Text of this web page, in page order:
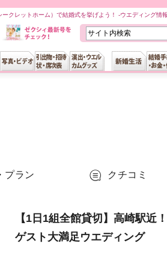
クレットホーム）で結婚式を挙げよう！ -ウエディング情報
プラン クチコミ
【1日1組全館貸切】高崎駅近
ゲスト大満足ウエディング